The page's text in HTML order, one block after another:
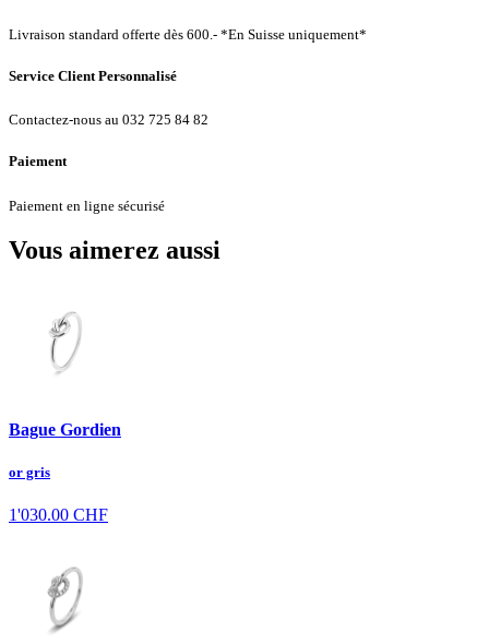
Livraison standard offerte dès 600.- *En Suisse uniquement*
Service Client Personnalisé
Contactez-nous au 032 725 84 82
Paiement
Paiement en ligne sécurisé
Vous aimerez aussi
Bague Gordien
or gris
1'030.00 CHF